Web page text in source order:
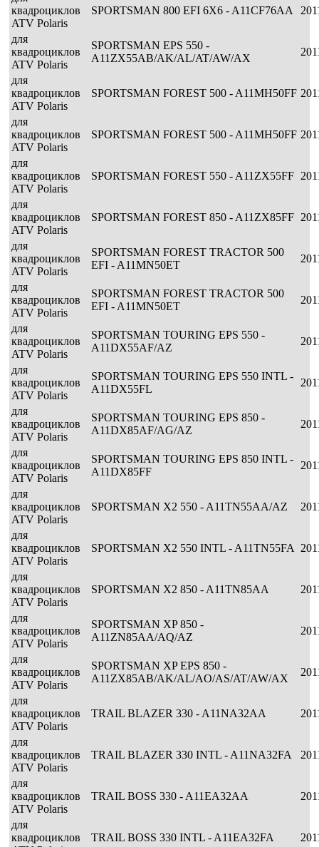
квадроциклов
ATV Polaris
SPORTSMAN 800 EFI 6X6 - A11CF76AA
для
квадроциклов
ATV Polaris
SPORTSMAN EPS 550 -
A11ZX55AB/AK/AL/AT/AW/AX
для
квадроциклов
ATV Polaris
SPORTSMAN FOREST 500 - A11MH50FF
для
квадроциклов
ATV Polaris
SPORTSMAN FOREST 500 - A11MH50FF
для
квадроциклов
ATV Polaris
SPORTSMAN FOREST 550 - A11ZX55FF
для
квадроциклов
ATV Polaris
SPORTSMAN FOREST 850 - A11ZX85FF
для
квадроциклов
ATV Polaris
SPORTSMAN FOREST TRACTOR 500
EFI - A11MN50ET
для
квадроциклов
ATV Polaris
SPORTSMAN FOREST TRACTOR 500
EFI - A11MN50ET
для
квадроциклов
ATV Polaris
SPORTSMAN TOURING EPS 550 -
A11DX55AF/AZ
для
квадроциклов
ATV Polaris
SPORTSMAN TOURING EPS 550 INTL -
A11DX55FL
для
квадроциклов
ATV Polaris
SPORTSMAN TOURING EPS 850 -
A11DX85AF/AG/AZ
для
квадроциклов
ATV Polaris
SPORTSMAN TOURING EPS 850 INTL -
A11DX85FF
для
квадроциклов
ATV Polaris
SPORTSMAN X2 550 - A11TN55AA/AZ
для
квадроциклов
ATV Polaris
SPORTSMAN X2 550 INTL - A11TN55FA
для
квадроциклов
ATV Polaris
SPORTSMAN X2 850 - A11TN85AA
для
квадроциклов
ATV Polaris
SPORTSMAN XP 850 -
A11ZN85AA/AQ/AZ
для
квадроциклов
ATV Polaris
SPORTSMAN XP EPS 850 -
A11ZX85AB/AK/AL/AO/AS/AT/AW/AX
для
квадроциклов
ATV Polaris
TRAIL BLAZER 330 - A11NA32AA
для
квадроциклов
ATV Polaris
TRAIL BLAZER 330 INTL - A11NA32FA
для
квадроциклов
ATV Polaris
TRAIL BOSS 330 - A11EA32AA
для
квадроциклов
TRAIL BOSS 330 INTL - A11EA32FA